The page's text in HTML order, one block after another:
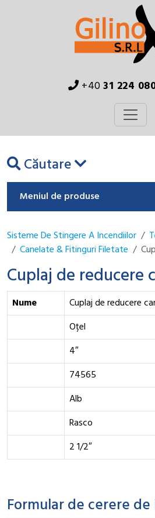
+4031 224
Căutare
Meniul de produse
Sisteme De Stingere A Incendiilor
Canelate & Fitinguri Filetate
Cuplaj de reducere
Nume
Cuplaj de reducere
Oțel
4″
74565
Alb
Rasco
2 1/2″
Formular de cerere